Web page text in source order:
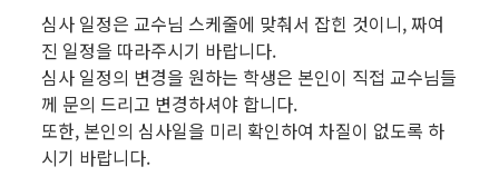
심사 일정은 교수님 스케줄에 맞춰서 잡힌 것이니, 짜여
진 일정을 따라주시기 바랍니다.
심사 일정의 변경을 원하는 학생은 본인이 직접 교수님들
께 문의 드리고 변경하셔야 합니다.
또한, 본인의 심사일을 미리 확인하여 차질이 없도록 하
시기 바랍니다.